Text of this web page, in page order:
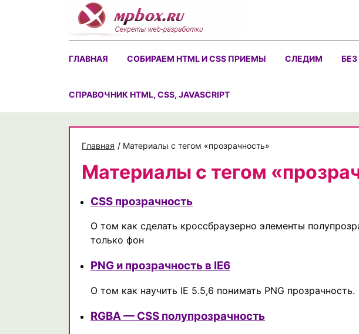
ГЛАВНАЯ СОБИРАЕМ HTML И CSS ПРИЕМЫ СЛЕДИМ
CПРАВОЧНИК HTML, CSS, JAVASCRIPT
Главная / Материалы с тегом «прозрачность»
Материалы с тегом
CSS прозрачность
О том как сделать кроссбраузерно элементы
только фон
PNG и прозрачность в IE6
О том как научить IE 5.5,6 понимать PNG прозрачность.
RGBA — CSS полупрозрачность